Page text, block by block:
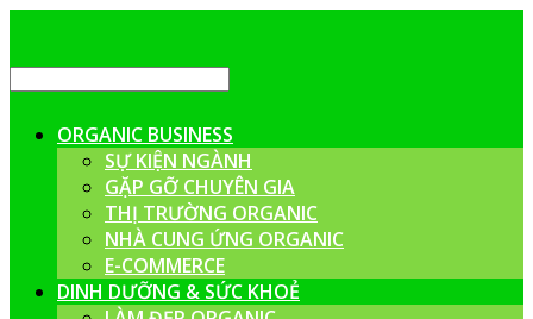
ORGANIC BUSINESS
SỰ KIỆN NGÀNH
GẶP GỠ CHUYÊN GIA
THỊ TRƯỜNG ORGANIC
NHÀ CUNG ỨNG ORGANIC
E-COMMERCE
DINH DƯỠNG & SỨC KHOẺ